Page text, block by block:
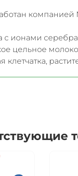
компанией
с ионами
цельное
клетчатка,